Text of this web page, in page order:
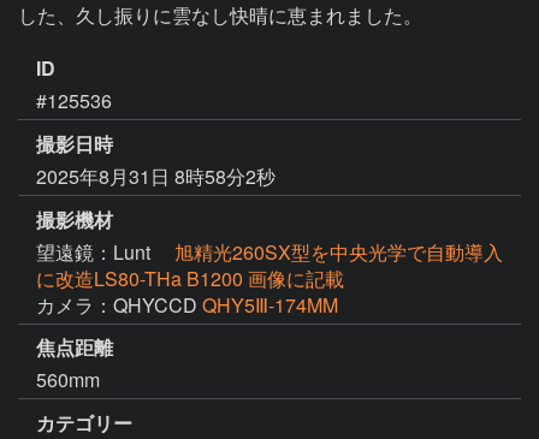
した、久し振りに雲なし快晴に恵まれました。
ID
#125536
撮影日時
2025年8月31日 8時58分2秒
撮影機材
望遠鏡：Lunt
旭精光260SX型を中央光学で自動導入
に改造LS80-THa B1200 画像に記載
カメラ：QHYCCD QHY5Ⅲ-174MM
焦点距離
560mm
カテゴリー